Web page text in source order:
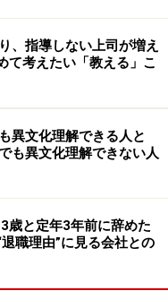
評価もあがるように
ってくれた人がいま
ばろうと思い、一生
その人が転職をする
てもらう機会があっ
み、人を動かすポイ
体験として知ってい
とがあります。
いきなりそんな人物に
、指導しない上司が増え
て考えたい「教える」こ
異文化理解できる人と
も異文化理解できない人
歳と定年3年前に辞めた
職理由”に見る会社との